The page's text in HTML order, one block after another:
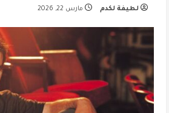
لطيفة لكدم مارس 22, 2026